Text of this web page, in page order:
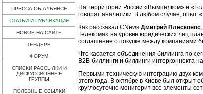
ПРЕССА ОБ АЛЬЯНСЕ
СТАТЬИ И ПУБЛИКАЦИИ
НОВОЕ НА САЙТЕ
ТЕНДЕРЫ
ФОРУМ
СПИСКИ РАССЫЛКИ И
ДИСКУССИОННЫЕ
ГРУППЫ
ПОЛЕЗНЫЕ ССЫЛКИ
На территории России «Вымпелком» и
говорят аналитики. В любом случае, опыт
Как рассказал CNews Дмитрий Плесконос
Телекома» на уровне юридических лиц
соглашение о покупке между компаниями
Что касается объединения биллинга по
B2B-биллинги и биллинги интерконнекта
Первыми техническую интеграцию двух
этого года. В октябре в Киеве был
круглосуточно мониторит все элементы